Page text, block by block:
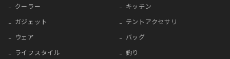
クーラー
キッチン
ガジェット
テントアクセサリ
ウェア
バッグ
ライフスタイル
釣り